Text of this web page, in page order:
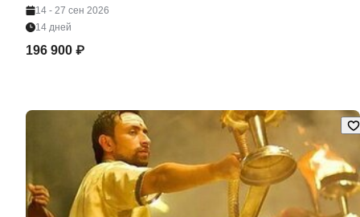
14 - 27 сен 2026
14 дней
196 900 ₽